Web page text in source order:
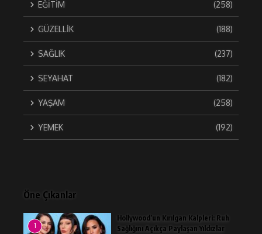
EĞİTİM (258)
GÜZELLİK (188)
SAĞLIK (237)
SEYAHAT (182)
YAŞAM (258)
YEMEK (192)
Öne Çıkanlar
1
Hollywood’un Kırılgan Kalpleri: Ruh
Sağlığını Açıkça Paylaşan Yıldızlar